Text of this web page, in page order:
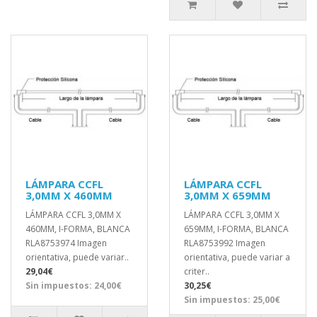
LÁMPARA CCFL
3,0MM X 460MM
LÁMPARA CCFL 3,0MM X
460MM, I-FORMA, BLANCA
RLA8753974 Imagen
orientativa, puede variar..
29,04€
Sin impuestos: 24,00€
LÁMPARA CCFL
3,0MM X 659MM
LÁMPARA CCFL 3,0MM X
659MM, I-FORMA, BLANCA
RLA8753992 Imagen
orientativa, puede variar a
criter..
30,25€
Sin impuestos: 25,00€